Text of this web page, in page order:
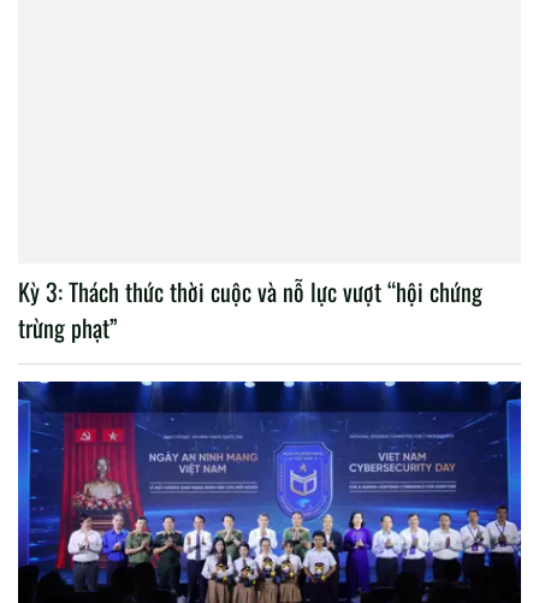
Kỳ 3: Thách thức thời cuộc và nỗ lực vượt “hội chứng
trừng phạt”